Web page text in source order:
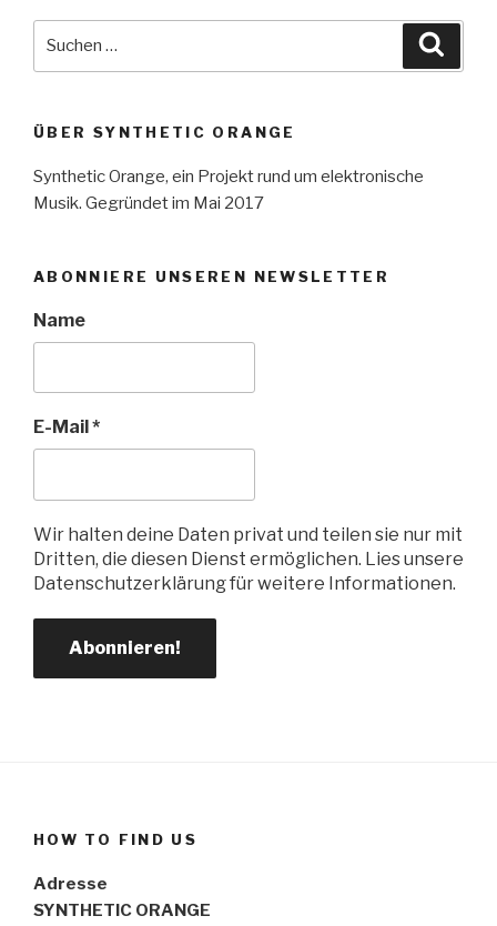
ÜBER SYNTHETIC ORANGE
Synthetic Orange, ein Projekt rund um elektronische
Musik. Gegründet im Mai 2017
ABONNIERE UNSEREN NEWSLETTER
Name
E-Mail *
Wir halten deine Daten privat und teilen sie nur mit
Dritten, die diesen Dienst ermöglichen. Lies unsere
Datenschutzerklärung für weitere Informationen.
HOW TO FIND US
Adresse
SYNTHETIC ORANGE